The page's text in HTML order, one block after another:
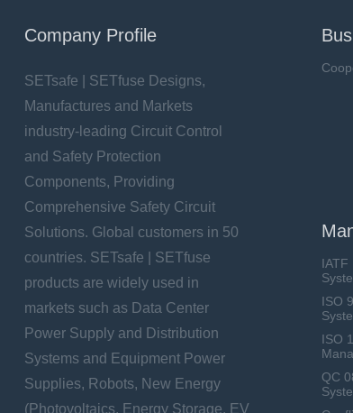
Company Profile
SETsafe | SETfuse Designs,
Manufactures and Markets
industry-leading Circuit Control
and Safety Protection
Components, Providing
Comprehensive Safety Circuit
Solutions. Global customers in 50
countries. SETsafe | SETfuse
products are widely used in
markets such as Data Center
Power Supply and Distribution
Systems and Equipment Power
Supplies, Robots, New Energy
(Photovoltaics, Energy Storage, EV
IATF
ISO
ISO
QC